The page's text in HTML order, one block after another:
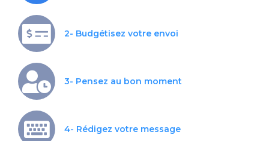
2- Budgétisez votre envoi
3- Pensez au bon moment
4- Rédigez votre message